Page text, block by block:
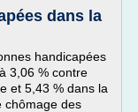
dans la
handicapées
3,06 % contre
et 5,43 % dans la
chômage des